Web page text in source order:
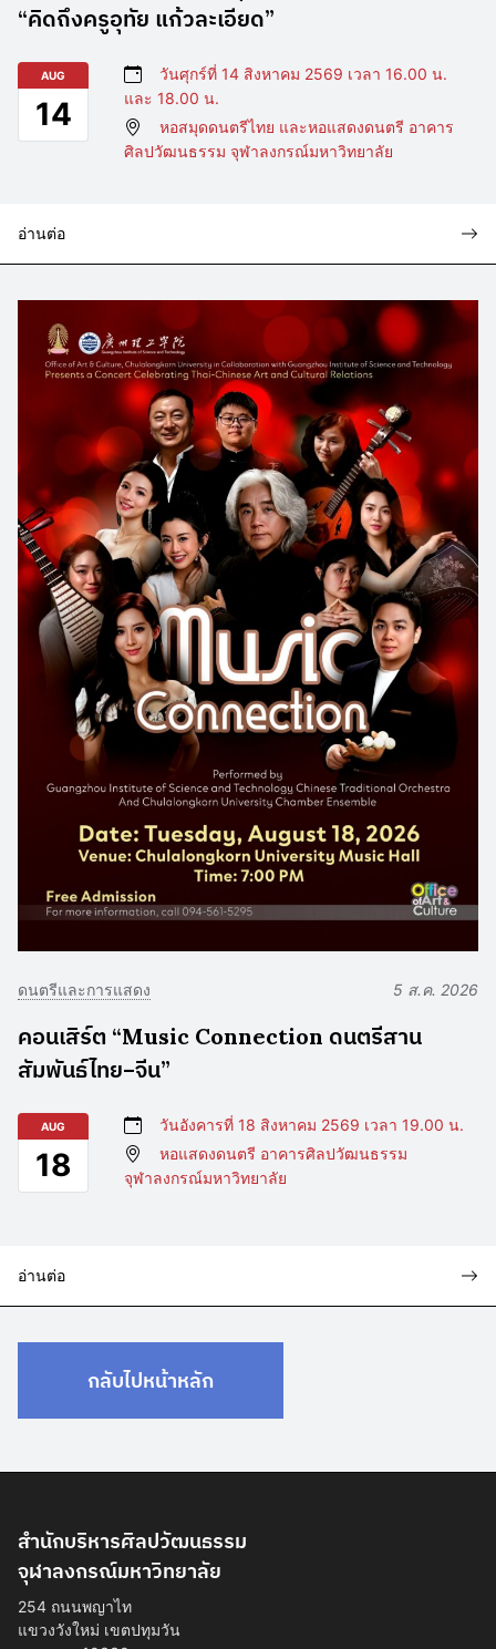
“คิดถึงครูอุทัย แก้วละเอียด”
AUG
14
วันศุกร์ที่ 14 สิงหาคม 2569 เวลา 16.00 น.
และ 18.00 น.
หอสมุดดนตรีไทย และหอแสดงดนตรี อาคาร
ศิลปวัฒนธรรม จุฬาลงกรณ์มหาวิทยาลัย
อ่านต่อ
ดนตรีและการแสดง 5 ส.ค. 2026
คอนเสิร์ต “Music Connection ดนตรีสาน
สัมพันธ์ไทย–จีน”
AUG
18
วันอังคารที่ 18 สิงหาคม 2569 เวลา 19.00 น.
หอแสดงดนตรี อาคารศิลปวัฒนธรรม
จุฬาลงกรณ์มหาวิทยาลัย
อ่านต่อ
กลับไปหน้าหลัก
สำนักบริหารศิลปวัฒนธรรม
จุฬาลงกรณ์มหาวิทยาลัย
254 ถนนพญาไท
แขวงวังใหม่ เขตปทุมวัน